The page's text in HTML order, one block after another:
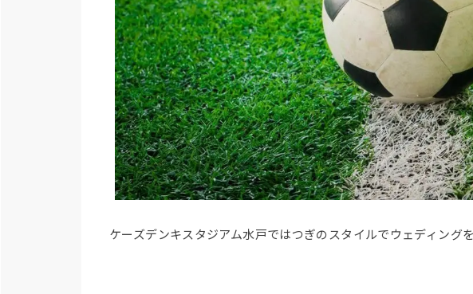
ケーズデンキスタジアム水戸ではつぎのスタイルでウェディング